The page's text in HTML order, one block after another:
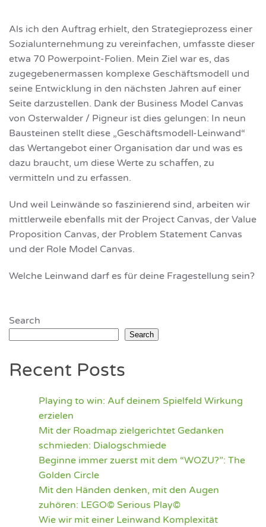
mit
einer
Leinwand
Komplexität
reduzieren:
Canvas
Als ich den Auftrag erhielt, den Strategieprozess einer
Sozialunternehmung zu vereinfachen, umfasste dieser
etwa 70 Powerpoint-Folien. Mein Ziel war es, das
zugegebenermassen komplexe Geschäftsmodell und
seine Entwicklung in den nächsten Jahren auf einer
Seite darzustellen. Dank der Business Model Canvas
von Osterwalder / Pigneur ist dies gelungen: In neun
Bausteinen stellt diese „Geschäftsmodell-Leinwand“
das Wertangebot einer Organisation dar und was es
dazu braucht, um diese Werte zu schaffen, zu
vermitteln und zu erfassen.
Und weil Leinwände so faszinierend sind, arbeiten wir
mittlerweile ebenfalls mit der Project Canvas, der Value
Proposition Canvas, der Problem Statement Canvas
und der Role Model Canvas.
Welche Leinwand darf es für deine Fragestellung sein?
Search
Search
Recent Posts
Playing to win: Auf deinem Spielfeld Wirkung
erzielen
Mit der Roadmap zielgerichtet Gedanken
schmieden: Dialogschmiede
Beginne immer zuerst mit dem “WOZU?”: The
Golden Circle
Mit den Händen denken, mit den Augen
zuhören: LEGO© Serious Play©
Wie wir mit einer Leinwand Komplexität